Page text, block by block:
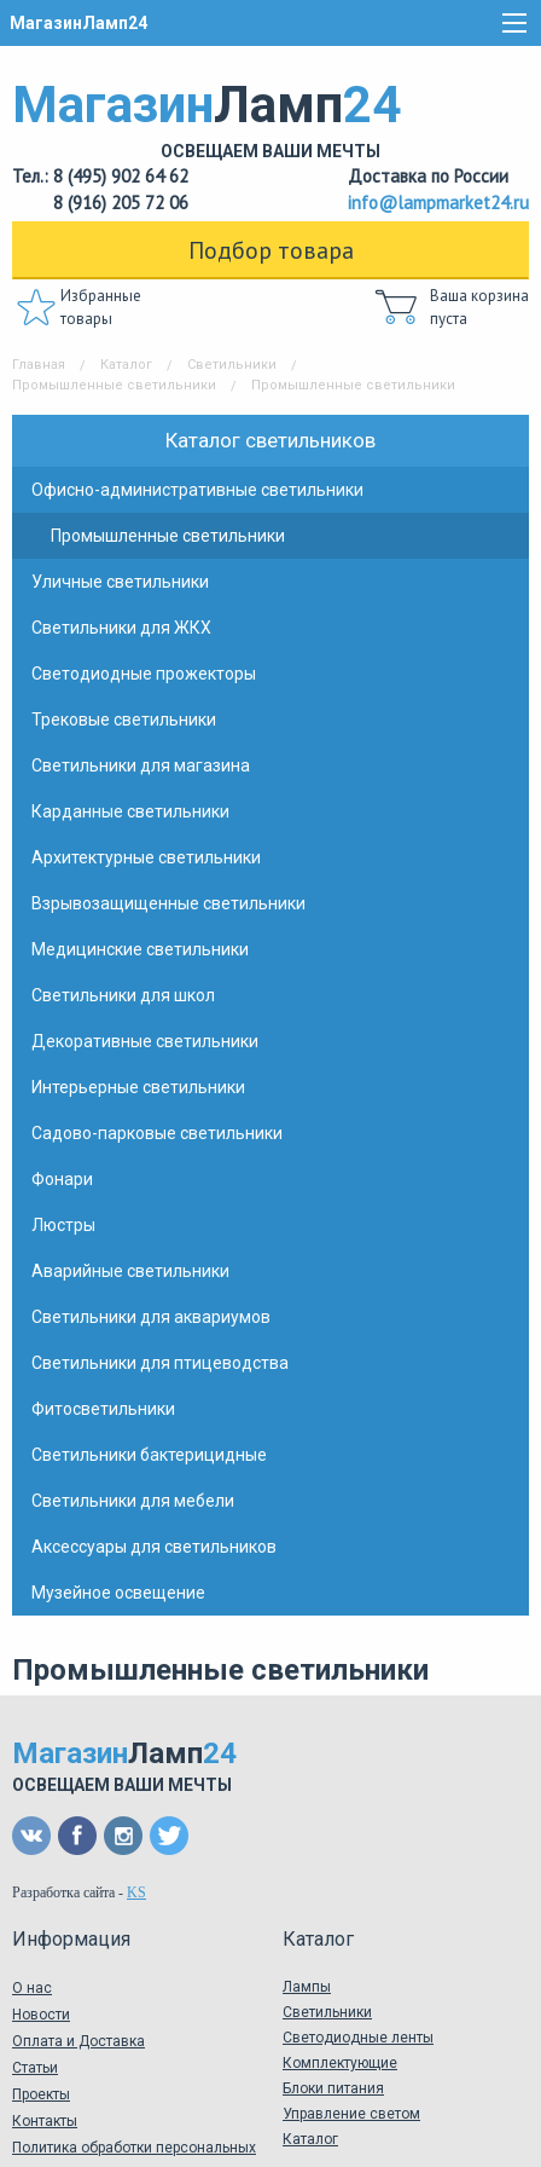
МагазинЛамп24
МагазинЛамп24
ОСВЕЩАЕМ ВАШИ МЕЧТЫ
Тел.: 8 (495) 902 64 62
8 (916) 205 72 06
Доставка по России
info@lampmarket24.ru
Подбор товара
Избранные
товары
Ваша корзина
пуста
Главная Каталог
Светильники
Промышленные светильники
Промышленные светильники
Каталог светильников
Офисно-административные светильники
Промышленные светильники
Уличные светильники
Светильники для ЖКХ
Светодиодные прожекторы
Трековые светильники
Светильники для магазина
Карданные светильники
Архитектурные светильники
Взрывозащищенные светильники
Медицинские светильники
Светильники для школ
Декоративные светильники
Интерьерные светильники
Садово-парковые светильники
Фонари
Люстры
Аварийные светильники
Светильники для аквариумов
Светильники для птицеводства
Фитосветильники
Светильники бактерицидные
Светильники для мебели
Аксессуары для светильников
Музейное освещение
Промышленные светильники
МагазинЛамп24
ОСВЕЩАЕМ ВАШИ МЕЧТЫ
Разработка сайта - KS
Информация
О нас
Новости
Оплата и Доставка
Статьи
Проекты
Контакты
Политика обработки персональных
Каталог
Лампы
Светильники
Светодиодные ленты
Комплектующие
Блоки питания
Управление светом
Каталог